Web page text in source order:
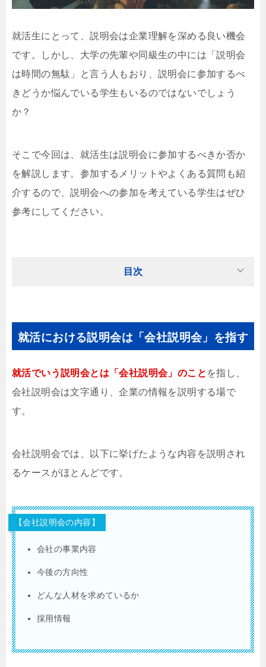
就活生にとって、説明会は企業理解を深める良い機会
です。しかし、大学の先輩や同級生の中には「説明会
は時間の無駄」と言う人もおり、説明会に参加するべ
きどうか悩んでいる学生もいるのではないでしょう
か？
そこで今回は、就活生は説明会に参加するべきか否か
を解説します。参加するメリットやよくある質問も紹
介するので、説明会への参加を考えている学生はぜひ
参考にしてください。
目次
就活における説明会は「会社説明会」を指す
就活でいう説明会とは「会社説明会」のこと を指し、
会社説明会は文字通り、企業の情報を説明する場で
す。
会社説明会では、以下に挙げたような内容を説明され
るケースがほとんどです。
【会社説明会の内容】
会社の事業内容
今後の方向性
どんな人材を求めているか
採用情報